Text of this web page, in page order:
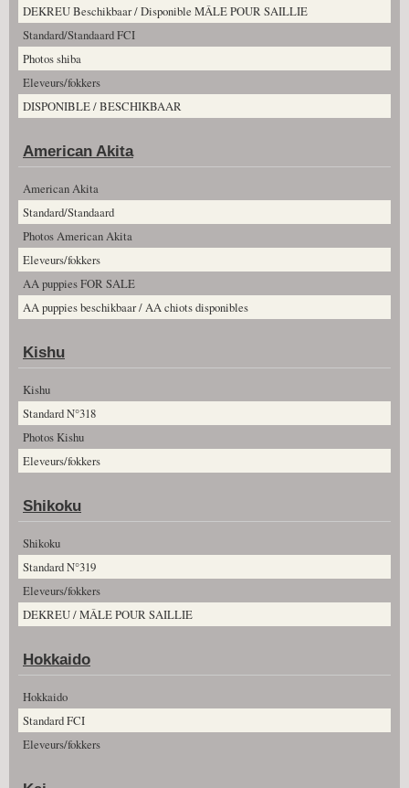
DEKREU Beschikbaar / Disponible MÂLE POUR SAILLIE
Standard/Standaard FCI
Photos shiba
Eleveurs/fokkers
DISPONIBLE / BESCHIKBAAR
American Akita
American Akita
Standard/Standaard
Photos American Akita
Eleveurs/fokkers
AA puppies FOR SALE
AA puppies beschikbaar / AA chiots disponibles
Kishu
Kishu
Standard N°318
Photos Kishu
Eleveurs/fokkers
Shikoku
Shikoku
Standard N°319
Eleveurs/fokkers
DEKREU / MÂLE POUR SAILLIE
Hokkaido
Hokkaido
Standard FCI
Eleveurs/fokkers